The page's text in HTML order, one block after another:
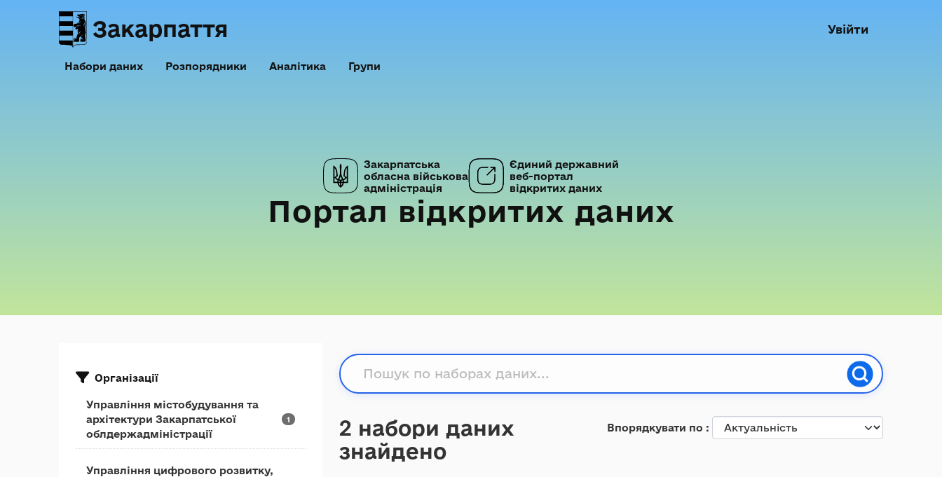
Закарпаття Увійти
Набори даних Розпорядники Аналітика Групи
Закарпатська
обласна військова
адміністрація
Єдиний державний
веб-портал
відкритих даних
Портал відкритих даних
Організації
Управління містобудування та
архітектури Закарпатської
облдержадміністрації
1
Управління цифрового розвитку,
Впорядкувати по
2 набори даних
знайдено